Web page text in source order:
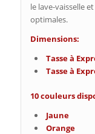
le lave-vaisselle
optimales.
Dimensions:
Tasse à
Tasse à
10 couleurs
Jaune
Orange